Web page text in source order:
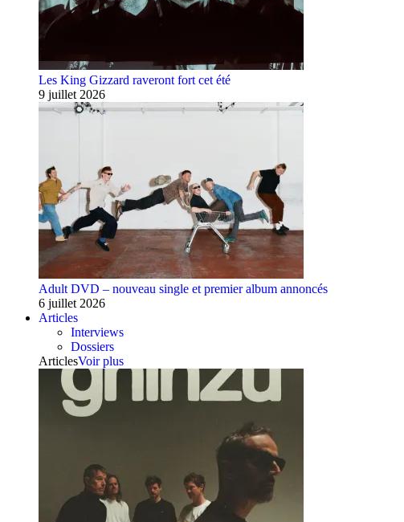
Les King Gizzard raveront fort cet été
9 juillet 2026
Adult DVD – nouveau single et premier album annoncés
6 juillet 2026
Articles
Interviews
Dossiers
ArticlesVoir plus